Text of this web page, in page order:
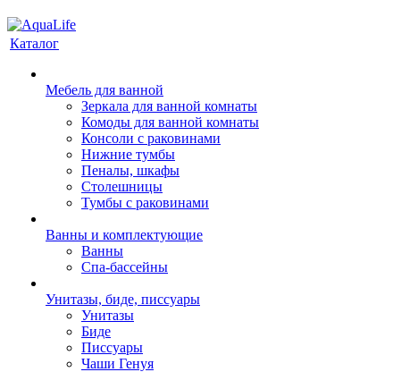
Каталог
Мебель для ванной
Зеркала для ванной комнаты
Комоды для ванной комнаты
Консоли с раковинами
Нижние тумбы
Пеналы, шкафы
Столешницы
Тумбы с раковинами
Ванны и комплектующие
Ванны
Спа-бассейны
Унитазы, биде, писсуары
Унитазы
Биде
Писсуары
Чаши Генуя